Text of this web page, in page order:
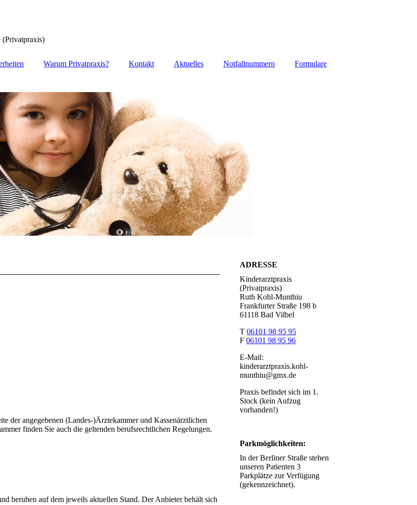
(Privatpraxis)
Warum Privatpraxis? Kontakt Aktuelles Notfallnummern Formulare
der angegebenen (Landes-)Ärztekammer und Kassenärztlichen
finden Sie auch die geltenden berufsrechtlichen Regelungen.
beruhen auf dem jeweils aktuellen Stand. Der Anbieter behält sich
ADRESSE
Kinderarztpraxis
(Privatpraxis)
Ruth Kohl-Munthiu
Frankfurter Straße 198 b
61118 Bad Vilbel
T 06101 98 95 95
F 06101 98 95 96
E-Mail:
kinderarztpraxis.kohl-
munthiu@gmx.de
Praxis befindet sich im 1.
Stock (kein Aufzug
vorhanden!)
Parkmöglichkeiten:
In der Berliner Straße stehen
unseren Patienten 3
Parkplätze zur Verfügung
(gekennzeichnet).